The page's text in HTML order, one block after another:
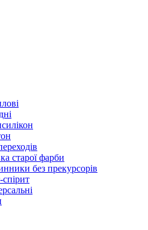
старої фарби
без прекурсорів